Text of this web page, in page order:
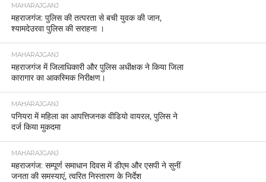
MAHARAJGANJ
महराजगंज: पुलिस की तत्परता से बची युवक की जान,
श्यामदेउरवा पुलिस की सराहना ।
MAHARAJGANJ
महराजगंज में जिलाधिकारी और पुलिस अधीक्षक ने किया जिला
कारागार का आकस्मिक निरीक्षण।
MAHARAJGANJ
पनियरा में महिला का आपत्तिजनक वीडियो वायरल, पुलिस ने
दर्ज किया मुकदमा
MAHARAJGANJ
महराजगंज: सम्पूर्ण समाधान दिवस में डीएम और एसपी ने सुनीं
जनता की समस्याएं, त्वरित निस्तारण के निर्देश